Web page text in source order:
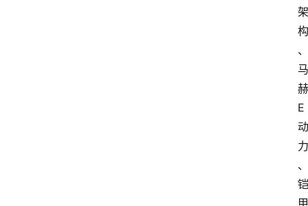
架
构
、
马
赫
E
动
力
、
铠
甲